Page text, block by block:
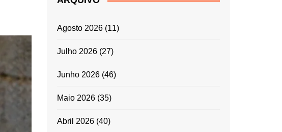
ENTRADAS E
GRATINADOS
MASSAS
TEMPEROS
MICRO-ONDAS
PORTUGUESA
Agosto 2026 (11)
Julho 2026 (27)
Junho 2026 (46)
Maio 2026 (35)
Abril 2026 (40)